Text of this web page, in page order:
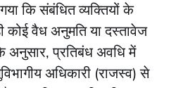
कि संबंधित व्यक्तियों के
वैध अनुमति या दस्तावेज
अनुसार, प्रतिबंध अवधि में
अधिकारी (राजस्व) से